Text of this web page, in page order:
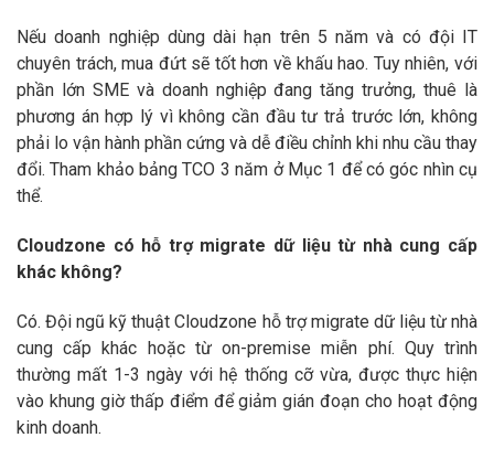
Nếu doanh nghiệp dùng dài hạn trên 5 năm và có đội IT
chuyên trách, mua đứt sẽ tốt hơn về khấu hao. Tuy nhiên, với
phần lớn SME và doanh nghiệp đang tăng trưởng, thuê là
phương án hợp lý vì không cần đầu tư trả trước lớn, không
phải lo vận hành phần cứng và dễ điều chỉnh khi nhu cầu thay
đổi. Tham khảo bảng TCO 3 năm ở Mục 1 để có góc nhìn cụ
thể.
Cloudzone có hỗ trợ migrate dữ liệu từ nhà cung cấp
khác không?
Có. Đội ngũ kỹ thuật Cloudzone hỗ trợ migrate dữ liệu từ nhà
cung cấp khác hoặc từ on-premise miễn phí. Quy trình
thường mất 1-3 ngày với hệ thống cỡ vừa, được thực hiện
vào khung giờ thấp điểm để giảm gián đoạn cho hoạt động
kinh doanh.